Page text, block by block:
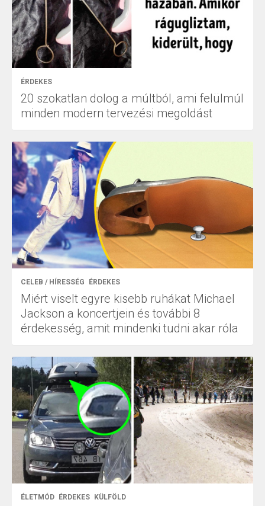
ÉRDEKES
20 szokatlan dolog a múltból, ami felülmúl
minden modern tervezési megoldást
CELEB / HÍRESSÉG ÉRDEKES
Miért viselt egyre kisebb ruhákat Michael
Jackson a koncertjein és további 8
érdekesség, amit mindenki tudni akar róla
ÉLETMÓD ÉRDEKES KÜLFÖLD